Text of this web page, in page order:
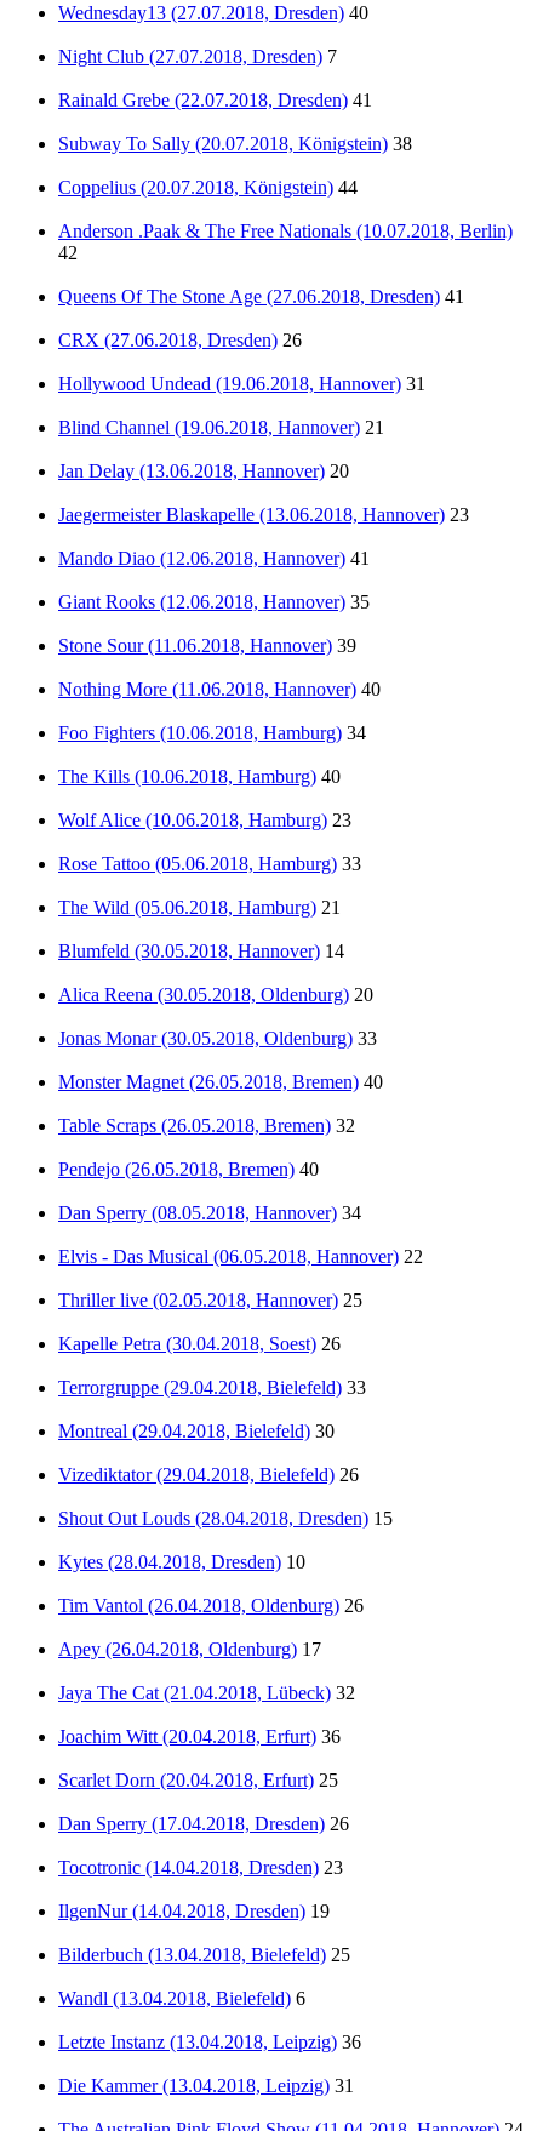
Wednesday13 (27.07.2018, Dresden) 40
Night Club (27.07.2018, Dresden) 7
Rainald Grebe (22.07.2018, Dresden) 41
Subway To Sally (20.07.2018, Königstein) 38
Coppelius (20.07.2018, Königstein) 44
Anderson .Paak & The Free Nationals (10.07.2018, Berlin)
42
Queens Of The Stone Age (27.06.2018, Dresden) 41
CRX (27.06.2018, Dresden) 26
Hollywood Undead (19.06.2018, Hannover) 31
Blind Channel (19.06.2018, Hannover) 21
Jan Delay (13.06.2018, Hannover) 20
Jaegermeister Blaskapelle (13.06.2018, Hannover) 23
Mando Diao (12.06.2018, Hannover) 41
Giant Rooks (12.06.2018, Hannover) 35
Stone Sour (11.06.2018, Hannover) 39
Nothing More (11.06.2018, Hannover) 40
Foo Fighters (10.06.2018, Hamburg) 34
The Kills (10.06.2018, Hamburg) 40
Wolf Alice (10.06.2018, Hamburg) 23
Rose Tattoo (05.06.2018, Hamburg) 33
The Wild (05.06.2018, Hamburg) 21
Blumfeld (30.05.2018, Hannover) 14
Alica Reena (30.05.2018, Oldenburg) 20
Jonas Monar (30.05.2018, Oldenburg) 33
Monster Magnet (26.05.2018, Bremen) 40
Table Scraps (26.05.2018, Bremen) 32
Pendejo (26.05.2018, Bremen) 40
Dan Sperry (08.05.2018, Hannover) 34
Elvis - Das Musical (06.05.2018, Hannover) 22
Thriller live (02.05.2018, Hannover) 25
Kapelle Petra (30.04.2018, Soest) 26
Terrorgruppe (29.04.2018, Bielefeld) 33
Montreal (29.04.2018, Bielefeld) 30
Vizediktator (29.04.2018, Bielefeld) 26
Shout Out Louds (28.04.2018, Dresden) 15
Kytes (28.04.2018, Dresden) 10
Tim Vantol (26.04.2018, Oldenburg) 26
Apey (26.04.2018, Oldenburg) 17
Jaya The Cat (21.04.2018, Lübeck) 32
Joachim Witt (20.04.2018, Erfurt) 36
Scarlet Dorn (20.04.2018, Erfurt) 25
Dan Sperry (17.04.2018, Dresden) 26
Tocotronic (14.04.2018, Dresden) 23
IlgenNur (14.04.2018, Dresden) 19
Bilderbuch (13.04.2018, Bielefeld) 25
Wandl (13.04.2018, Bielefeld) 6
Letzte Instanz (13.04.2018, Leipzig) 36
Die Kammer (13.04.2018, Leipzig) 31